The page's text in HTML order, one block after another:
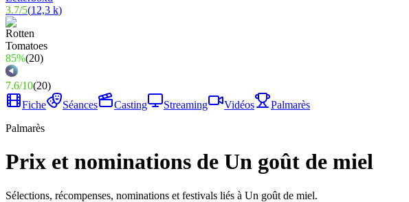
3.7/5(12,3 k)
85%(20)
7.6/10(20)
Fiche
Séances Casting Streaming Vidéos
Palmarès
Palmarès
Prix et nominations de Un goût de miel
Sélections, récompenses, nominations et festivals liés à Un goût de miel.